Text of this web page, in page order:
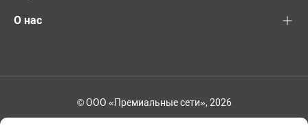
О нас
© ООО «Премиальные сети», 2026